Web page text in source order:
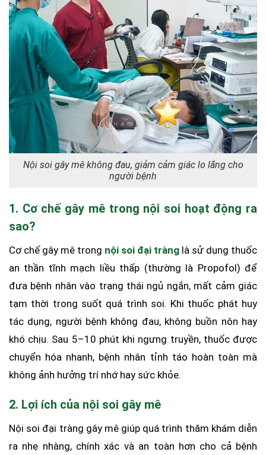
Nội soi gây mê không đau, giảm cảm giác lo lắng cho
người bệnh
1. Cơ chế gây mê trong nội soi hoạt động ra
sao?
Cơ chế gây mê trong nội soi đại tràng là sử dụng thuốc
an thần tĩnh mạch liều thấp (thường là Propofol) để
đưa bệnh nhân vào trạng thái ngủ ngắn, mất cảm giác
tạm thời trong suốt quá trình soi. Khi thuốc phát huy
tác dụng, người bệnh không đau, không buồn nôn hay
khó chịu. Sau 5–10 phút khi ngưng truyền, thuốc được
chuyển hóa nhanh, bệnh nhân tỉnh táo hoàn toàn mà
không ảnh hưởng trí nhớ hay sức khỏe.
2. Lợi ích của nội soi gây mê
Nội soi đại tràng gây mê giúp quá trình thăm khám diễn
ra nhẹ nhàng, chính xác và an toàn hơn cho cả bệnh